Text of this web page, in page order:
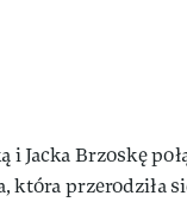
i Jacka Brzoskę
która przerodziła